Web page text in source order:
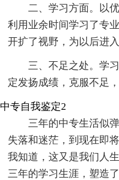
二、学习方面。以
利用业余时间学习了专
开扩了视野，为以后进
三、不足之处。学
定发扬成绩，克服不足
中专自我鉴定2
三年的中专生活似
失落和迷茫，到现在即
我知道，这又是我们人
三年的学习生涯，塑造